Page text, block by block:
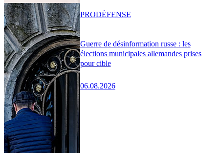
Guerre de désinformation russe : les
élections municipales allemandes prises
pour cible
06.08.2026
PRODÉFENSE